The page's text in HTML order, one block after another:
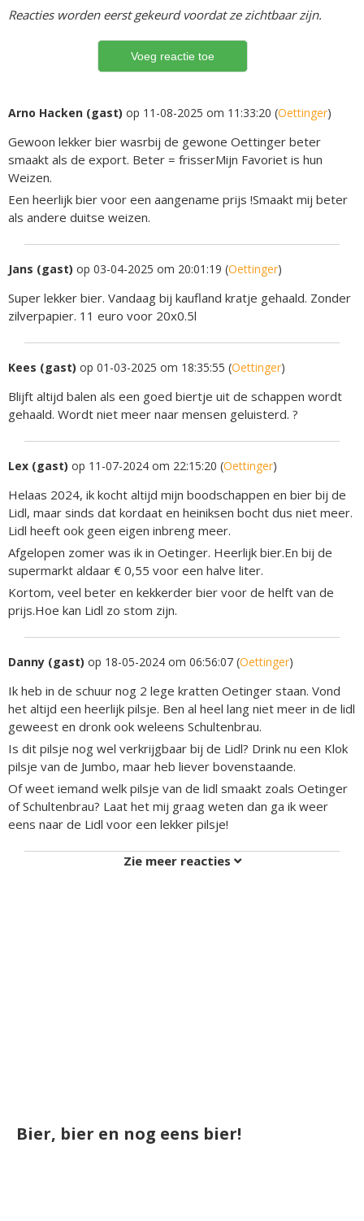
Reacties worden eerst gekeurd voordat ze zichtbaar zijn.
Arno Hacken (gast) op 11-08-2025 om 11:33:20 (Oettinger)
Gewoon lekker bier wasrbij de gewone Oettinger beter
smaakt als de export. Beter = frisserMijn Favoriet is hun
Weizen.
Een heerlijk bier voor een aangename prijs !Smaakt mij beter
als andere duitse weizen.
Jans (gast) op 03-04-2025 om 20:01:19 (Oettinger)
Super lekker bier. Vandaag bij kaufland kratje gehaald. Zonder
zilverpapier. 11 euro voor 20x0.5l
Kees (gast) op 01-03-2025 om 18:35:55 (Oettinger)
Blijft altijd balen als een goed biertje uit de schappen wordt
gehaald. Wordt niet meer naar mensen geluisterd. ?
Lex (gast) op 11-07-2024 om 22:15:20 (Oettinger)
Helaas 2024, ik kocht altijd mijn boodschappen en bier bij de
Lidl, maar sinds dat kordaat en heiniksen bocht dus niet meer.
Lidl heeft ook geen eigen inbreng meer.
Afgelopen zomer was ik in Oetinger. Heerlijk bier.En bij de
supermarkt aldaar € 0,55 voor een halve liter.
Kortom, veel beter en kekkerder bier voor de helft van de
prijs.Hoe kan Lidl zo stom zijn.
Danny (gast) op 18-05-2024 om 06:56:07 (Oettinger)
Ik heb in de schuur nog 2 lege kratten Oetinger staan. Vond
het altijd een heerlijk pilsje. Ben al heel lang niet meer in de lidl
geweest en dronk ook weleens Schultenbrau.
Is dit pilsje nog wel verkrijgbaar bij de Lidl? Drink nu een Klok
pilsje van de Jumbo, maar heb liever bovenstaande.
Of weet iemand welk pilsje van de lidl smaakt zoals Oetinger
of Schultenbrau? Laat het mij graag weten dan ga ik weer
eens naar de Lidl voor een lekker pilsje!
Zie meer reacties
Bier, bier en nog eens bier!